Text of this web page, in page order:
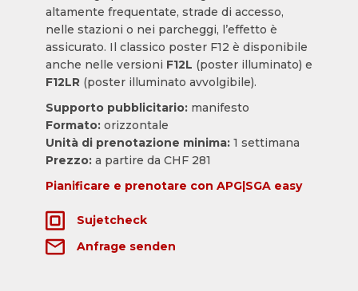
altamente frequentate, strade di accesso,
nelle stazioni o nei parcheggi, l’effetto è
assicurato. Il classico poster F12 è disponibile
anche nelle versioni F12L (poster illuminato) e
F12LR(poster illuminato avvolgibile).
Supporto pubblicitario: manifesto
Formato: orizzontale
Unità di prenotazione minima: 1 settimana
Prezzo: a partire da CHF 281
Pianificare e prenotare con APG|SGA easy
Sujetcheck
Anfrage senden